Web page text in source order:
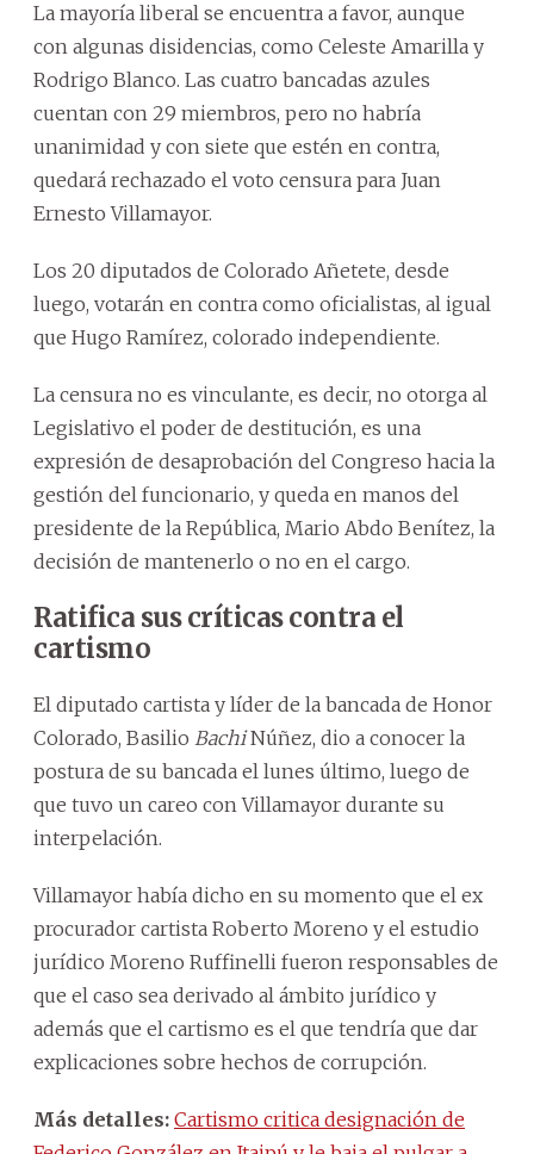
La mayoría liberal se encuentra a favor, aunque
con algunas disidencias, como Celeste Amarilla y
Rodrigo Blanco. Las cuatro bancadas azules
cuentan con 29 miembros, pero no habría
unanimidad y con siete que estén en contra,
quedará rechazado el voto censura para Juan
Ernesto Villamayor.
Los 20 diputados de Colorado Añetete, desde
luego, votarán en contra como oficialistas, al igual
que Hugo Ramírez, colorado independiente.
La censura no es vinculante, es decir, no otorga al
Legislativo el poder de destitución, es una
expresión de desaprobación del Congreso hacia la
gestión del funcionario, y queda en manos del
presidente de la República, Mario Abdo Benítez, la
decisión de mantenerlo o no en el cargo.
Ratifica sus críticas contra el
cartismo
El diputado cartista y líder de la bancada de Honor
Colorado, Basilio BachiNúñez, dio a conocer la
postura de su bancada el lunes último, luego de
que tuvo un careo con Villamayor durante su
interpelación.
Villamayor había dicho en su momento que el ex
procurador cartista Roberto Moreno y el estudio
jurídico Moreno Ruffinelli fueron responsables de
que el caso sea derivado al ámbito jurídico y
además que el cartismo es el que tendría que dar
explicaciones sobre hechos de corrupción.
Más detalles: Cartismo critica designación de